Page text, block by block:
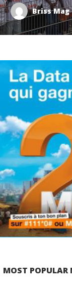
Briss Mag
MOST POPULAR